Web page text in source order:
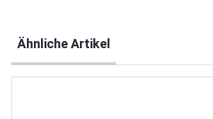
Ähnliche Artikel